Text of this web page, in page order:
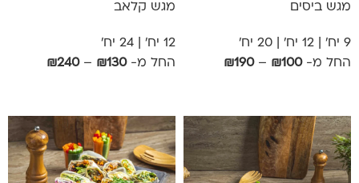
מגש ביסים
9 יח' | 12 יח' | 20 יח'
החל מ-
₪100
–
₪190
מגש קלאב
12 יח' | 24 יח'
החל מ-
₪130
–
₪240